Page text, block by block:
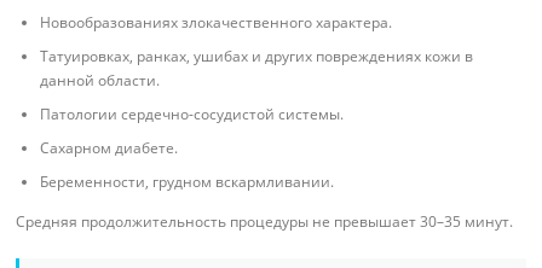
Новообразованиях злокачественного характера.
Татуировках, ранках, ушибах и других повреждениях кожи в
данной области.
Патологии сердечно-сосудистой системы.
Сахарном диабете.
Беременности, грудном вскармливании.
Средняя продолжительность процедуры не превышает 30–35 минут.